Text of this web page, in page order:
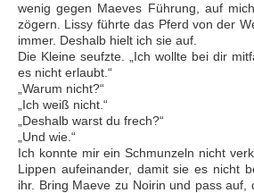
wenig gegen Maeves Führung, auf
zögern. Lissy führte das Pferd von der
immer. Deshalb hielt ich sie auf.
Die Kleine seufzte. „Ich wollte bei dir
es nicht erlaubt.“
„Warum nicht?“
„Ich weiß nicht.“
„Deshalb warst du frech?“
„Und wie.“
Ich konnte mir ein Schmunzeln nicht
Lippen aufeinander, damit sie es nicht
ihr. Bring Maeve zu Noirin und pass auf,